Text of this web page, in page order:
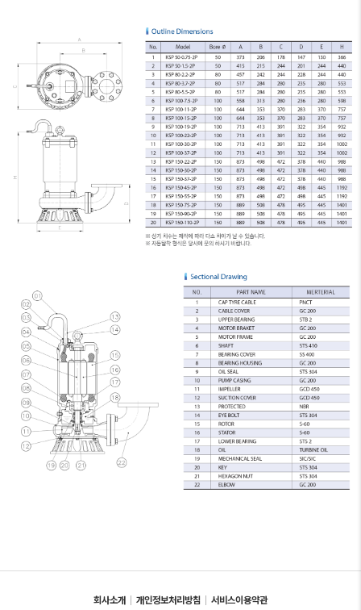
회사소개 개인정보처리방침 서비스이용약관